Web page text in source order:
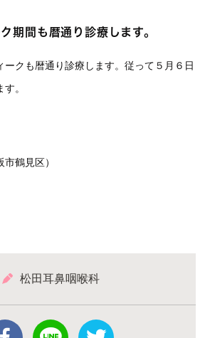
期間も暦通り診療します。
ークも暦通り診療します。従って５月６日
。
鶴見区）
松田耳鼻咽喉科